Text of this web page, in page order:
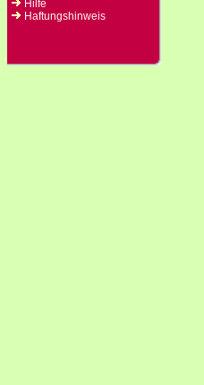
Hilfe
Haftungshinweis